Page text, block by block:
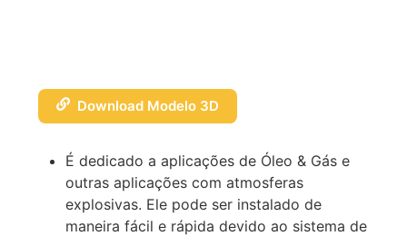
Download Modelo 3D
É dedicado a aplicações de Óleo & Gás e
outras aplicações com atmosferas
explosivas. Ele pode ser instalado de
maneira fácil e rápida devido ao sistema de